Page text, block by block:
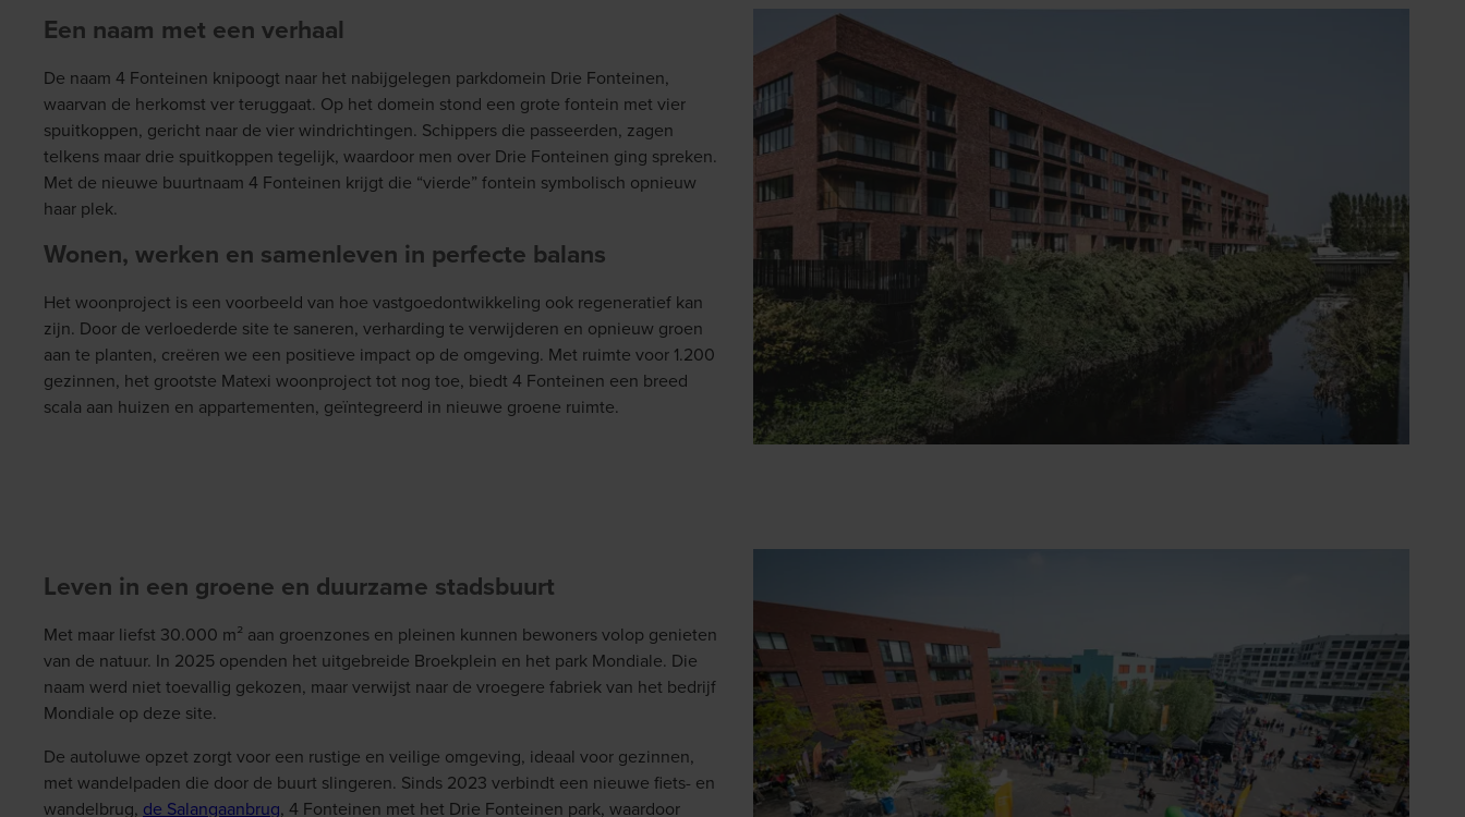
Een naam met een verhaal
De naam 4 Fonteinen knipoogt naar het nabijgelegen parkdomein Drie Fonteinen,
waarvan de herkomst ver teruggaat. Op het domein stond een grote fontein met vier
spuitkoppen, gericht naar de vier windrichtingen. Schippers die passeerden, zagen
telkens maar drie spuitkoppen tegelijk, waardoor men over Drie Fonteinen ging spreken.
Met de nieuwe buurtnaam 4 Fonteinen krijgt die “vierde” fontein symbolisch opnieuw
haar plek.
Wonen, werken en samenleven in perfecte balans
Het woonproject is een voorbeeld van hoe vastgoedontwikkeling ook regeneratief kan
zijn. Door de verloederde site te saneren, verharding te verwijderen en opnieuw groen
aan te planten, creëren we een positieve impact op de omgeving. Met ruimte voor 1.200
gezinnen, het grootste Matexi woonproject tot nog toe, biedt 4 Fonteinen een breed
scala aan huizen en appartementen, geïntegreerd in nieuwe groene ruimte.
Leven in een groene en duurzame stadsbuurt
Met maar liefst 30.000 m² aan groenzones en pleinen kunnen bewoners volop genieten
van de natuur. In 2025 openden het uitgebreide Broekplein en het park Mondiale. Die
naam werd niet toevallig gekozen, maar verwijst naar de vroegere fabriek van het bedrijf
Mondiale op deze site.
De autoluwe opzet zorgt voor een rustige en veilige omgeving, ideaal voor gezinnen,
met wandelpaden die door de buurt slingeren. Sinds 2023 verbindt een nieuwe fiets- en
wandelbrug, de Salangaanbrug, 4 Fonteinen met het Drie Fonteinen park, waardoor